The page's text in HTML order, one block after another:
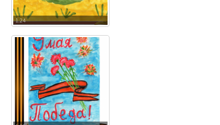
1.24